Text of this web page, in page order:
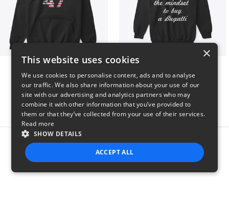
Report this product
×
This website uses cookies
We use cookies to personalise content, ads and to analyse
our traffic. We also share information about your use of our
site with our advertising and analytics partners who may
combine it with other information that you’ve provided to
them or that they’ve collected from your use of their services.
Read more
SHOW DETAILS
ACCEPT ALL
STRICTLY NECESSARY PERFORMANCE